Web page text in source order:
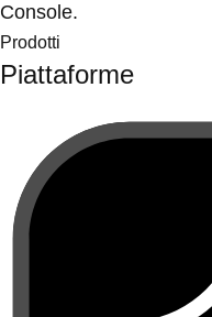
Console.
Prodotti
Piattaforme